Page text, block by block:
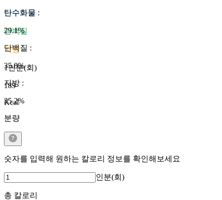
탄수화물
단백질
지방
1인분(회)
189
Kcal
탄수화물 :
29.1%
단백질 :
35.8%
지방 :
35.2%
분량
숫자를 입력해 원하는 칼로리 정보를 확인해보세요
인분(회)
총 칼로리